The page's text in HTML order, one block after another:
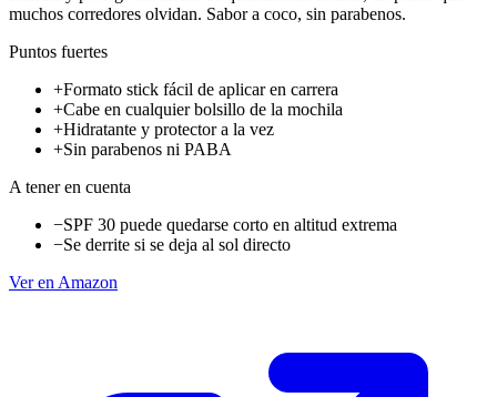
muchos corredores olvidan. Sabor a coco, sin parabenos.
Puntos fuertes
+Formato stick fácil de aplicar en carrera
+Cabe en cualquier bolsillo de la mochila
+Hidratante y protector a la vez
+Sin parabenos ni PABA
A tener en cuenta
−SPF 30 puede quedarse corto en altitud extrema
−Se derrite si se deja al sol directo
Ver en Amazon